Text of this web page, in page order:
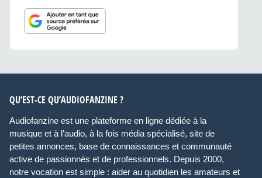
QU’EST-CE QU’AUDIOFANZINE ?
Audiofanzine est une plateforme en ligne dédiée à la
musique et à l’audio, à la fois média spécialisé, site de
petites annonces, base de connaissances et communauté
active de passionnés et de professionnels. Depuis 2000,
notre vocation est simple : aider au quotidien les amateurs et